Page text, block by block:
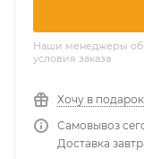
Наши менеджеры
условия заказа
Хочу в подарок
Самовывоз
Доставка